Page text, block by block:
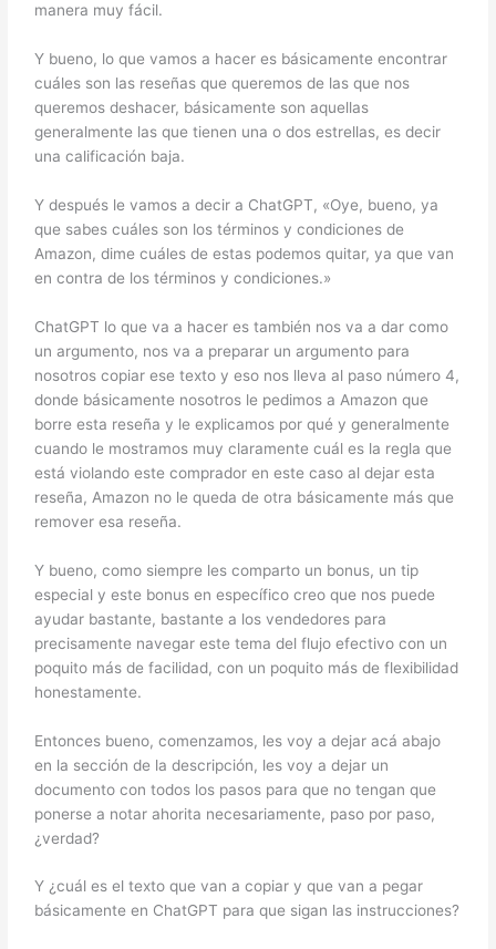
manera muy fácil.
Y bueno, lo que vamos a hacer es básicamente encontrar
cuáles son las reseñas que queremos de las que nos
queremos deshacer, básicamente son aquellas
generalmente las que tienen una o dos estrellas, es decir
una calificación baja.
Y después le vamos a decir a ChatGPT, «Oye, bueno, ya
que sabes cuáles son los términos y condiciones de
Amazon, dime cuáles de estas podemos quitar, ya que van
en contra de los términos y condiciones.»
ChatGPT lo que va a hacer es también nos va a dar como
un argumento, nos va a preparar un argumento para
nosotros copiar ese texto y eso nos lleva al paso número 4,
donde básicamente nosotros le pedimos a Amazon que
borre esta reseña y le explicamos por qué y generalmente
cuando le mostramos muy claramente cuál es la regla que
está violando este comprador en este caso al dejar esta
reseña, Amazon no le queda de otra básicamente más que
remover esa reseña.
Y bueno, como siempre les comparto un bonus, un tip
especial y este bonus en específico creo que nos puede
ayudar bastante, bastante a los vendedores para
precisamente navegar este tema del flujo efectivo con un
poquito más de facilidad, con un poquito más de flexibilidad
honestamente.
Entonces bueno, comenzamos, les voy a dejar acá abajo
en la sección de la descripción, les voy a dejar un
documento con todos los pasos para que no tengan que
ponerse a notar ahorita necesariamente, paso por paso,
¿verdad?
Y ¿cuál es el texto que van a copiar y que van a pegar
básicamente en ChatGPT para que sigan las instrucciones?